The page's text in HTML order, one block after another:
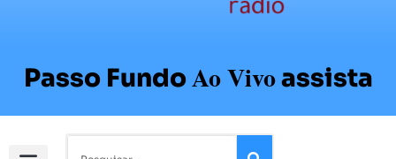
Passo FundoAo Vivoassista